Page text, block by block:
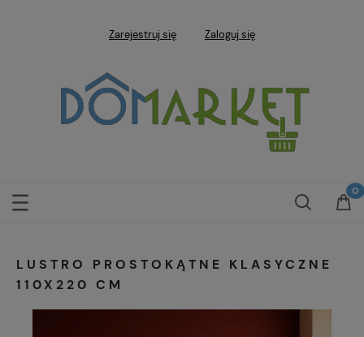
Zarejestruj się Zaloguj się
LUSTRO PROSTOKĄTNE KLASYCZNE
110X220 CM